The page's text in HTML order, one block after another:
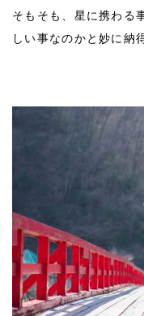
そもそも、星に携わる
しい事なのかと妙に納